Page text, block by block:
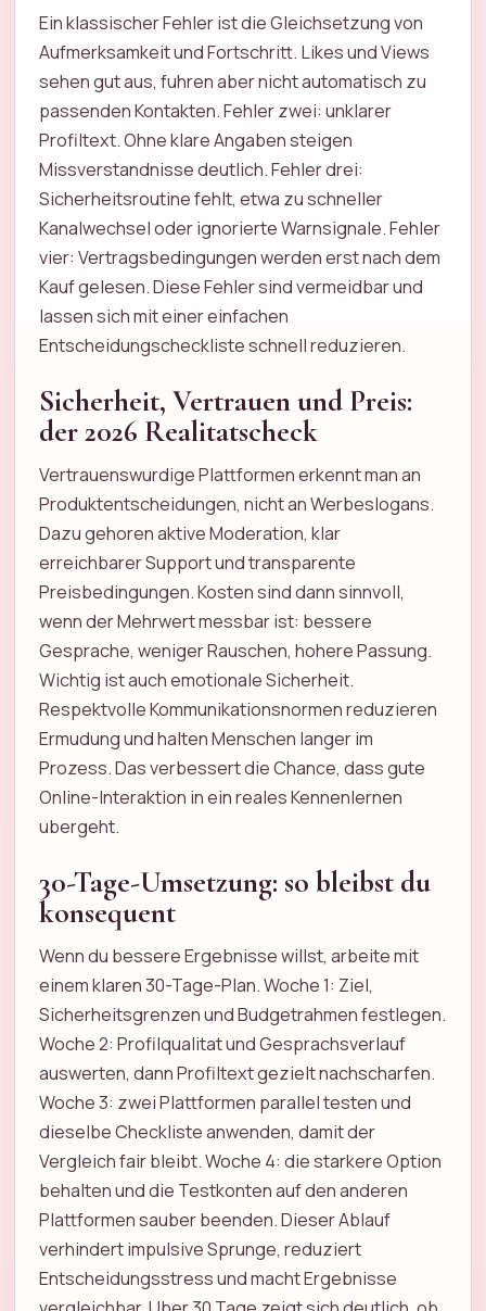
Ein klassischer Fehler ist die Gleichsetzung von
Aufmerksamkeit und Fortschritt. Likes und Views
sehen gut aus, fuhren aber nicht automatisch zu
passenden Kontakten. Fehler zwei: unklarer
Profiltext. Ohne klare Angaben steigen
Missverstandnisse deutlich. Fehler drei:
Sicherheitsroutine fehlt, etwa zu schneller
Kanalwechsel oder ignorierte Warnsignale. Fehler
vier: Vertragsbedingungen werden erst nach dem
Kauf gelesen. Diese Fehler sind vermeidbar und
lassen sich mit einer einfachen
Entscheidungscheckliste schnell reduzieren.
Sicherheit, Vertrauen und Preis:
der 2026 Realitatscheck
Vertrauenswurdige Plattformen erkennt man an
Produktentscheidungen, nicht an Werbeslogans.
Dazu gehoren aktive Moderation, klar
erreichbarer Support und transparente
Preisbedingungen. Kosten sind dann sinnvoll,
wenn der Mehrwert messbar ist: bessere
Gesprache, weniger Rauschen, hohere Passung.
Wichtig ist auch emotionale Sicherheit.
Respektvolle Kommunikationsnormen reduzieren
Ermudung und halten Menschen langer im
Prozess. Das verbessert die Chance, dass gute
Online-Interaktion in ein reales Kennenlernen
ubergeht.
30-Tage-Umsetzung: so bleibst du
konsequent
Wenn du bessere Ergebnisse willst, arbeite mit
einem klaren 30-Tage-Plan. Woche 1: Ziel,
Sicherheitsgrenzen und Budgetrahmen festlegen.
Woche 2: Profilqualitat und Gesprachsverlauf
auswerten, dann Profiltext gezielt nachscharfen.
Woche 3: zwei Plattformen parallel testen und
dieselbe Checkliste anwenden, damit der
Vergleich fair bleibt. Woche 4: die starkere Option
behalten und die Testkonten auf den anderen
Plattformen sauber beenden. Dieser Ablauf
verhindert impulsive Sprunge, reduziert
Entscheidungsstress und macht Ergebnisse